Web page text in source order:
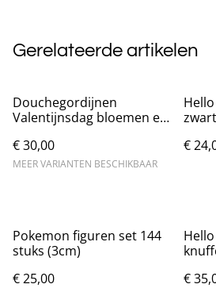
Gerelateerde artikelen
Douchegordijnen
Valentijnsdag bloemen en
€ 30,00
MEER VARIANTEN BESCHIKBAAR
€
Pokemon figuren set 144
stuks (3cm)
€ 25,00
€